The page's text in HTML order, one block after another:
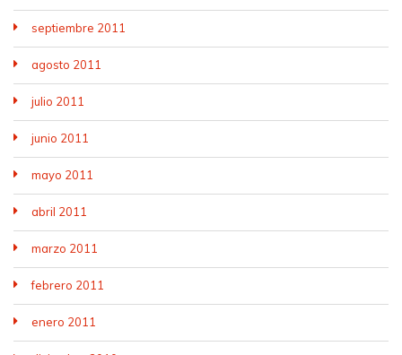
septiembre 2011
agosto 2011
julio 2011
junio 2011
mayo 2011
abril 2011
marzo 2011
febrero 2011
enero 2011